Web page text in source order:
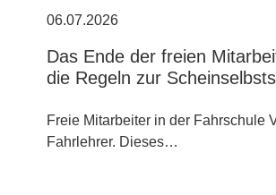
06.07.2026
Das Ende der freien
die Regeln zur
Freie Mitarbeiter in der Fahrschule
Fahrlehrer. Dieses…